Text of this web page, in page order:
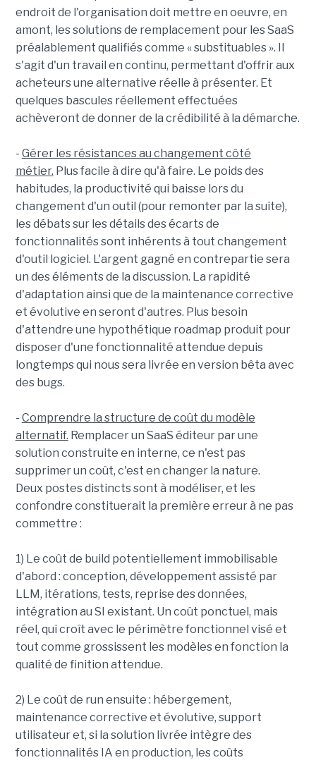
endroit de l'organisation doit mettre en oeuvre, en
amont, les solutions de remplacement pour les SaaS
préalablement qualifiés comme « substituables ». Il
s'agit d'un travail en continu, permettant d'offrir aux
acheteurs une alternative réelle à présenter. Et
quelques bascules réellement effectuées
achèveront de donner de la crédibilité à la démarche.
- Gérer les résistances au changement côté
métier. Plus facile à dire qu'à faire. Le poids des
habitudes, la productivité qui baisse lors du
changement d'un outil (pour remonter par la suite),
les débats sur les détails des écarts de
fonctionnalités sont inhérents à tout changement
d'outil logiciel. L'argent gagné en contrepartie sera
un des éléments de la discussion. La rapidité
d'adaptation ainsi que de la maintenance corrective
et évolutive en seront d'autres. Plus besoin
d'attendre une hypothétique roadmap produit pour
disposer d'une fonctionnalité attendue depuis
longtemps qui nous sera livrée en version bêta avec
des bugs.
- Comprendre la structure de coût du modèle
alternatif. Remplacer un SaaS éditeur par une
solution construite en interne, ce n'est pas
supprimer un coût, c'est en changer la nature.
Deux postes distincts sont à modéliser, et les
confondre constituerait la première erreur à ne pas
commettre :
1) Le coût de build potentiellement immobilisable
d'abord : conception, développement assisté par
LLM, itérations, tests, reprise des données,
intégration au SI existant. Un coût ponctuel, mais
réel, qui croît avec le périmètre fonctionnel visé et
tout comme grossissent les modèles en fonction la
qualité de finition attendue.
2) Le coût de run ensuite : hébergement,
maintenance corrective et évolutive, support
utilisateur et, si la solution livrée intègre des
fonctionnalités IA en production, les coûts